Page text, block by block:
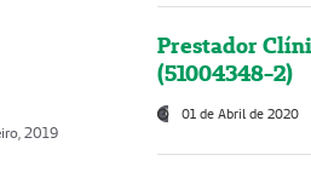
2019
Prestador
(51004348-2)
01 de Abril de 2020